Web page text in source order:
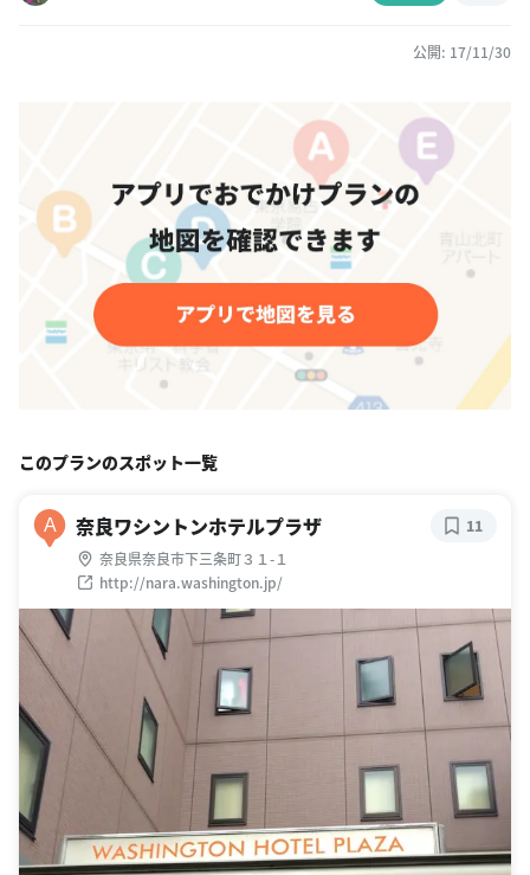
公開: 17/11/30
このプランのスポット一覧
A 奈良ワシントンホテルプラザ
奈良県奈良市下三条町３１-１
http://nara.washington.jp/
11